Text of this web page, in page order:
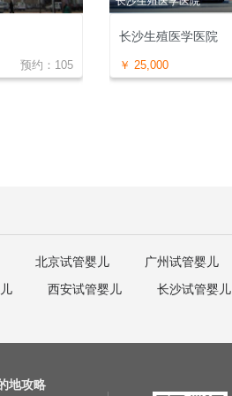
预约： 105
长沙生殖医学医院
￥ 25,000
北京试管婴儿 广州试管婴儿
西安试管婴儿 长沙试管婴儿
地攻略